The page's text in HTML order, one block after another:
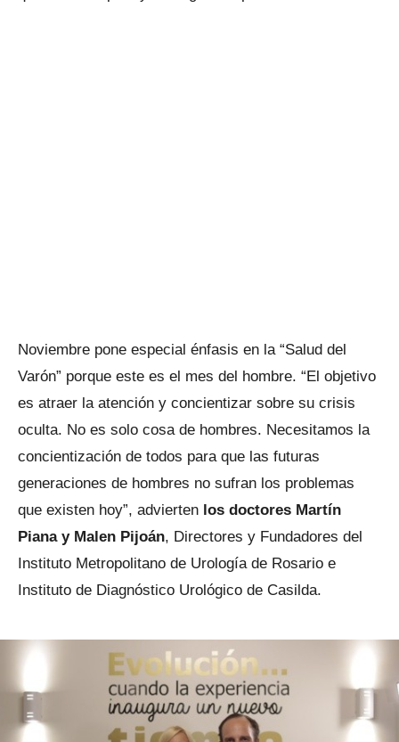
Noviembre pone especial énfasis en la “Salud del
Varón” porque este es el mes del hombre. “El objetivo
es atraer la atención y concientizar sobre su crisis
oculta. No es solo cosa de hombres. Necesitamos la
concientización de todos para que las futuras
generaciones de hombres no sufran los problemas
que existen hoy”, advierten los doctores Martín
Piana y Malen Pijoán, Directores y Fundadores del
Instituto Metropolitano de Urología de Rosario e
Instituto de Diagnóstico Urológico de Casilda.